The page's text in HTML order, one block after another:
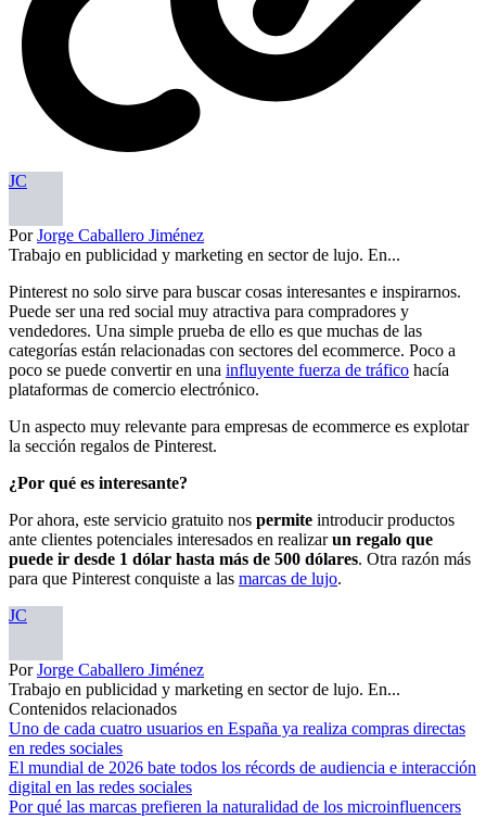
JC
PorJorge Caballero Jiménez
Trabajo en publicidad y marketing en sector de lujo. En...
Pinterest no solo sirve para buscar cosas interesantes e inspirarnos.
Puede ser una red social muy atractiva para compradores y
vendedores. Una simple prueba de ello es que muchas de las
categorías están relacionadas con sectores del ecommerce. Poco a
poco se puede convertir en una influyente fuerza de tráfico hacía
plataformas de comercio electrónico.
Un aspecto muy relevante para empresas de ecommerce es explotar
la sección regalos de Pinterest.
¿Por qué es interesante?
Por ahora, este servicio gratuito nos permite introducir productos
ante clientes potenciales interesados en realizarun regalo que
puede ir desde 1 dólar hasta más de 500 dólares. Otra razón más
para que Pinterest conquiste a las marcas de lujo.
JC
PorJorge Caballero Jiménez
Trabajo en publicidad y marketing en sector de lujo. En...
Contenidos relacionados
Uno de cada cuatro usuarios en España ya realiza compras directas
en redes sociales
El mundial de 2026 bate todos los récords de audiencia e interacción
digital en las redes sociales
Por qué las marcas prefieren la naturalidad de los microinfluencers